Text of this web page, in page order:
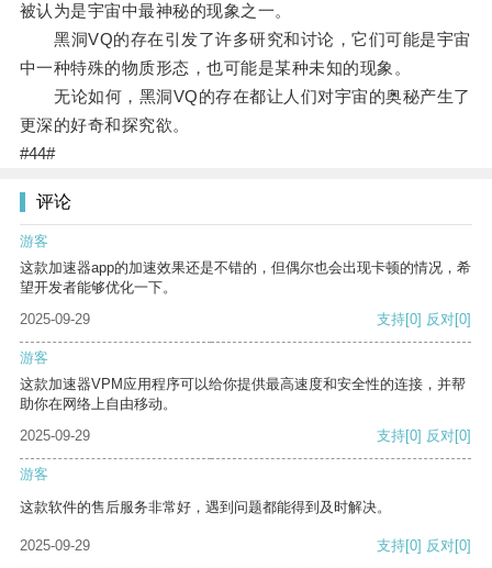
被认为是宇宙中最神秘的现象之一。
黑洞VQ的存在引发了许多研究和讨论，它们可能是宇宙
中一种特殊的物质形态，也可能是某种未知的现象。
无论如何，黑洞VQ的存在都让人们对宇宙的奥秘产生了
更深的好奇和探究欲。
#44#
评论
游客
这款加速器app的加速效果还是不错的，但偶尔也会出现卡顿的情况，希
望开发者能够优化一下。
2025-09-29
支持[0] 反对[0]
游客
这款加速器VPM应用程序可以给你提供最高速度和安全性的连接，并帮
助你在网络上自由移动。
2025-09-29
支持[0] 反对[0]
游客
这款软件的售后服务非常好，遇到问题都能得到及时解决。
2025-09-29 支持[0] 反对[0]